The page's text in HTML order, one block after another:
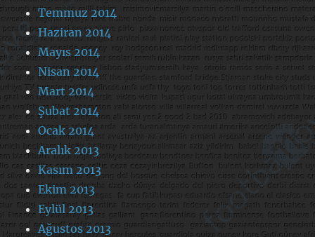
Temmuz 2014
Haziran 2014
Mayıs 2014
Nisan 2014
Mart 2014
Şubat 2014
Ocak 2014
Aralık 2013
Kasım 2013
Ekim 2013
Eylül 2013
Ağustos 2013